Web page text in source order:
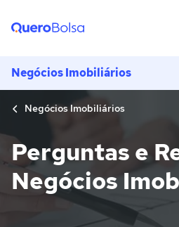
Negócios Imobiliários
Negócios Imobiliários
Perguntas e
Negócios